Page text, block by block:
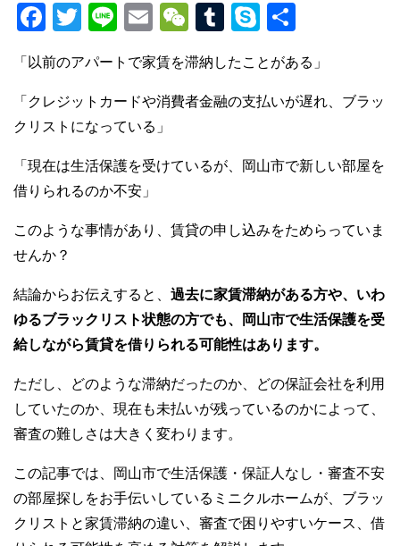
F
c
e
b
o
o
k
T
tt
er
Li
e
E
ail
W
e
C
h
T
m
bl
S
p
e
「以前のアパートで家賃を滞納したことがある」
「クレジットカードや消費者金融の支払いが遅れ、ブラッ
クリストになっている」
「現在は生活保護を受けているが、岡山市で新しい部屋を
借りられるのか不安」
このような事情があり、賃貸の申し込みをためらっていま
せんか？
結論からお伝えすると、 過去に家賃滞納がある方や、いわ
ゆるブラックリスト状態の方でも、岡山市で生活保護を受
給しながら賃貸を借りられる可能性はあります。
ただし、どのような滞納だったのか、どの保証会社を利用
していたのか、現在も未払いが残っているのかによって、
審査の難しさは大きく変わります。
この記事では、岡山市で生活保護・保証人なし・審査不安
の部屋探しをお手伝いしているミニクルホームが、ブラッ
クリストと家賃滞納の違い、審査で困りやすいケース、借